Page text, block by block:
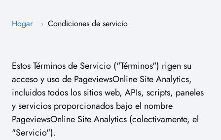
Hogar › Condiciones de servicio
Estos Términos de Servicio ("Términos") rigen su
acceso y uso de PageviewsOnline Site Analytics,
incluidos todos los sitios web, APIs, scripts, paneles
y servicios proporcionados bajo el nombre
PageviewsOnline Site Analytics (colectivamente, el
"Servicio").